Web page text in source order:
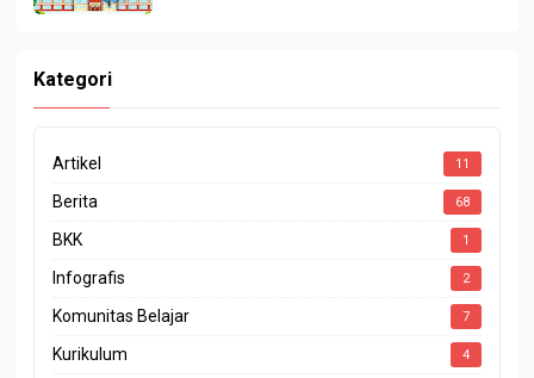
Kategori
Artikel 11
Berita 68
BKK 1
Infografis 2
Komunitas Belajar 7
Kurikulum 4